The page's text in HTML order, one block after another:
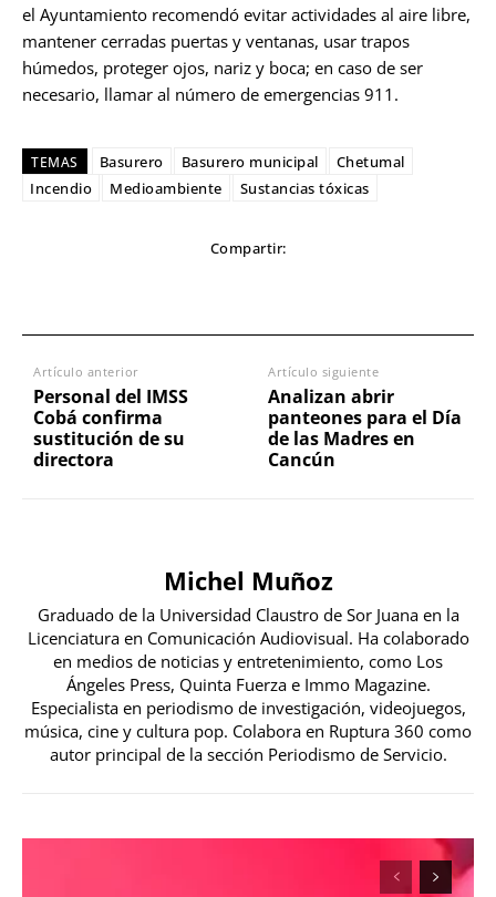
el Ayuntamiento recomendó evitar actividades al aire libre,
mantener cerradas puertas y ventanas, usar trapos
húmedos, proteger ojos, nariz y boca; en caso de ser
necesario, llamar al número de emergencias 911.
TEMAS Basurero Basurero municipal
Chetumal
Incendio
Medioambiente Sustancias tóxicas
Compartir:
Artículo anterior
Personal del IMSS
Cobá confirma
sustitución de su
directora
Artículo siguiente
Analizan abrir
panteones para el Día
de las Madres en
Cancún
Michel Muñoz
Graduado de la Universidad Claustro de Sor Juana en la
Licenciatura en Comunicación Audiovisual. Ha colaborado
en medios de noticias y entretenimiento, como Los
Ángeles Press, Quinta Fuerza e Immo Magazine.
Especialista en periodismo de investigación, videojuegos,
música, cine y cultura pop. Colabora en Ruptura 360 como
autor principal de la sección Periodismo de Servicio.